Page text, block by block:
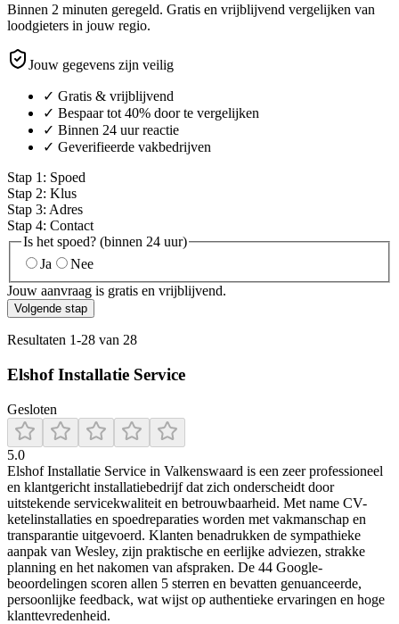
Binnen 2 minuten geregeld. Gratis en vrijblijvend vergelijken van
loodgieters in jouw regio.
Jouw gegevens zijn veilig
✓ Gratis & vrijblijvend
✓ Bespaar tot 40% door te vergelijken
✓ Binnen 24 uur reactie
✓ Geverifieerde vakbedrijven
Stap 1 : Spoed
Stap 2: Klus
Stap 3: Adres
Stap 4: Contact
Is het spoed? (binnen 24 uur)
Ja
Nee
Jouw aanvraag is gratis en vrijblijvend.
Volgende stap
Resultaten 1-28 van 28
Elshof Installatie Service
Gesloten
5.0
Elshof Installatie Service in Valkenswaard is een zeer professioneel
en klantgericht installatiebedrijf dat zich onderscheidt door
uitstekende servicekwaliteit en betrouwbaarheid. Met name CV-
ketelinstallaties en spoedreparaties worden met vakmanschap en
transparantie uitgevoerd. Klanten benadrukken de sympathieke
aanpak van Wesley, zijn praktische en eerlijke adviezen, strakke
planning en het nakomen van afspraken. De 44 Google-
beoordelingen scoren allen 5 sterren en bevatten genuanceerde,
persoonlijke feedback, wat wijst op authentieke ervaringen en hoge
klanttevredenheid.